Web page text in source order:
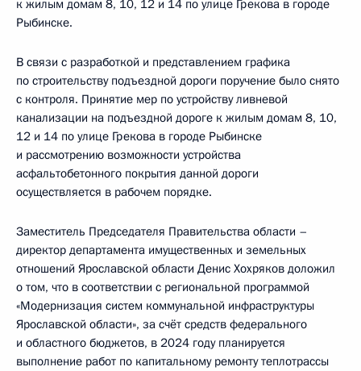
к жилым домам 8, 10, 12 и 14 по улице Грекова в городе
Рыбинске.
В связи с разработкой и представлением графика
по строительству подъездной дороги поручение было снято
с контроля. Принятие мер по устройству ливневой
канализации на подъездной дороге к жилым домам 8, 10,
12 и 14 по улице Грекова в городе Рыбинске
и рассмотрению возможности устройства
асфальтобетонного покрытия данной дороги
осуществляется в рабочем порядке.
Заместитель Председателя Правительства области –
директор департамента имущественных и земельных
отношений Ярославской области Денис Хохряков доложил
о том, что в соответствии с региональной программой
«Модернизация систем коммунальной инфраструктуры
Ярославской области», за счёт средств федерального
и областного бюджетов, в 2024 году планируется
выполнение работ по капитальному ремонту теплотрассы